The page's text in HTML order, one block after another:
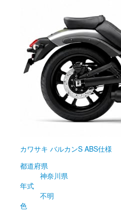
カワサキ バルカンS ABS仕様
都道府県
神奈川県
年式
不明
色